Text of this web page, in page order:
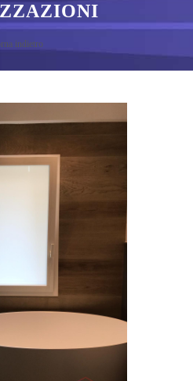
indietro